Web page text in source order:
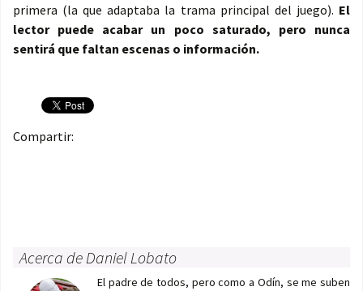
primera (la que adaptaba la trama principal del juego). El
lector puede acabar un poco saturado, pero nunca
sentirá que faltan escenas o información.
Compartir:
Acerca de Daniel Lobato
El padre de todos, pero como a Odín, se me suben